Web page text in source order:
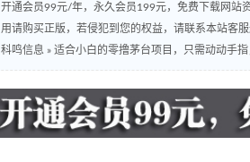
开通会员99元/年，永久会员199元，免费下载网站
用请购买正版，若侵犯到您的权益，请联系本站客服
科鸣信息 » 适合小白的零撸茅台项目，只需动动手